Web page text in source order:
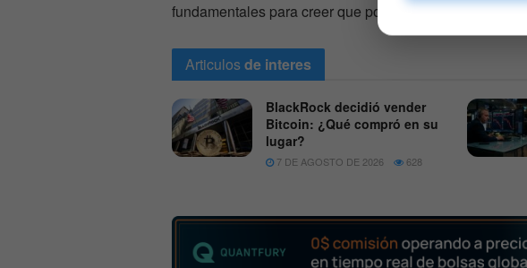
fundamentales para creer que podría volver a estar en
Articulosde interes
BlackRock decidió vender
Bitcoin: ¿Qué compró en su
lugar?
7 DE AGOSTO DE 2026 628